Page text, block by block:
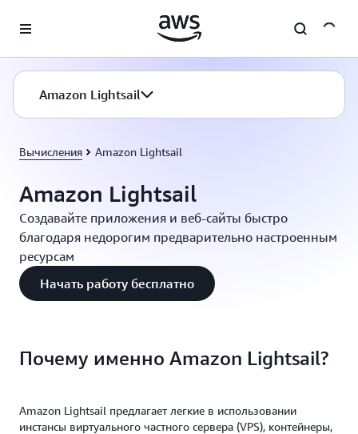
Перейти к главному контенту
Amazon Lightsail
Вычисления Amazon Lightsail
Amazon Lightsail
Создавайте приложения и веб-сайты быстро
благодаря недорогим предварительно настроенным
ресурсам
Начать работу бесплатно
Почему именно Amazon Lightsail?
Amazon Lightsail предлагает легкие в использовании
инстансы виртуального частного сервера (VPS), контейнеры,